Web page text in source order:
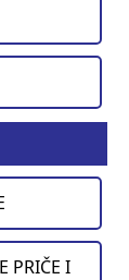
PRIČE I